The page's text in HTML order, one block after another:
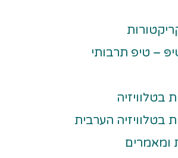
– טיפ תרבותי
בטלוויזיה
בטלוויזיה הערבית
ומאמרים